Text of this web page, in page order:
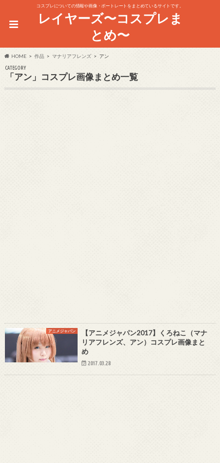
コスプレについての情報や画像・ポートレートをまとめているサイトです。
レイヤーズ〜コスプレま
とめ〜
HOME 作品 マナリアフレンズ アン
CATEGORY
「アン」コスプレ画像まとめ一覧
アニメジャパン
【アニメジャパン2017】くろねこ（マナ
リアフレンズ、アン）コスプレ画像まと
め
2017.03.28